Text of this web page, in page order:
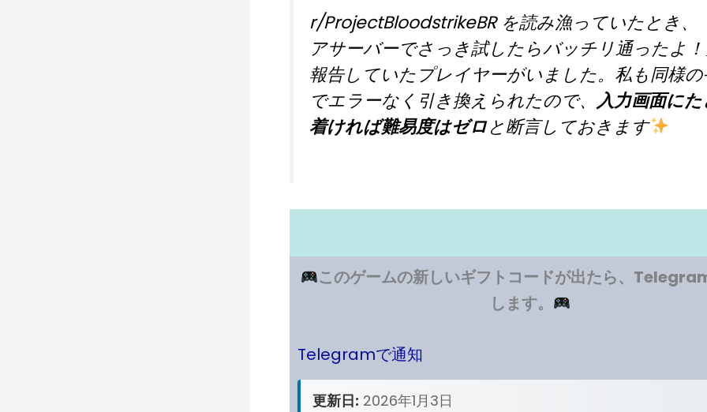
r/ProjectBloodstrikeBRを読み漁っていたとき、
アサーバーでさっき試したらバッチリ通ったよ
報告していたプレイヤーがいました。私も同様
でエラーなく引き換えられたので、 入力画面に
着ければ難易度はゼロと断言しておきます
このゲームの新しいギフトコードが出たら、
します。
Telegramで通知
更新日: 2026年1月3日